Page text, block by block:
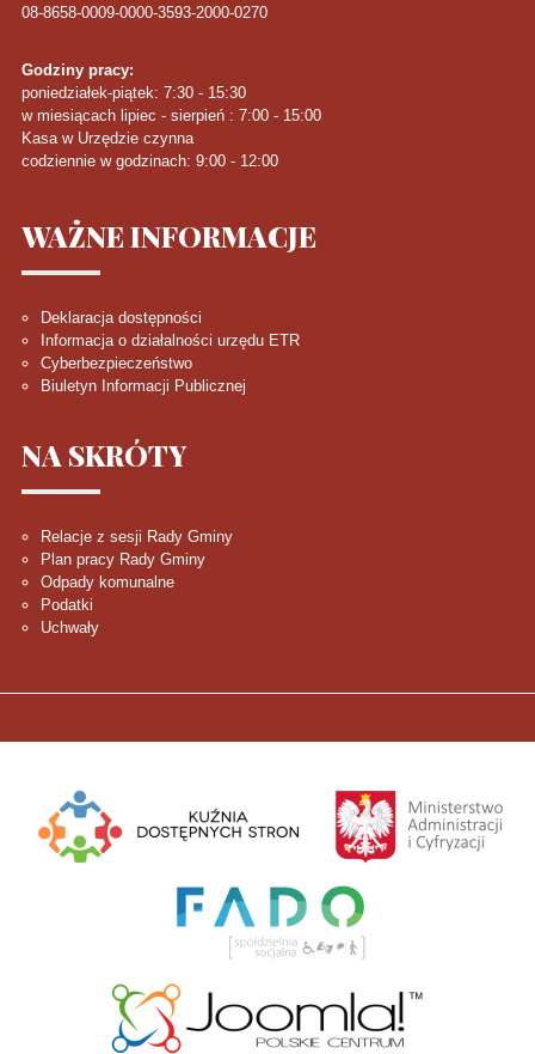
08-8658-0009-0000-3593-2000-0270
Godziny pracy:
poniedziałek-piątek: 7:30 - 15:30
w miesiącach lipiec - sierpień : 7:00 - 15:00
Kasa w Urzędzie czynna
codziennie w godzinach: 9:00 - 12:00
WAŻNEINFORMACJE
Deklaracja dostępności
Informacja o działalności urzędu ETR
Cyberbezpieczeństwo
Biuletyn Informacji Publicznej
NA SKRÓTY
Relacje z sesji Rady Gminy
Plan pracy Rady Gminy
Odpady komunalne
Podatki
Uchwały